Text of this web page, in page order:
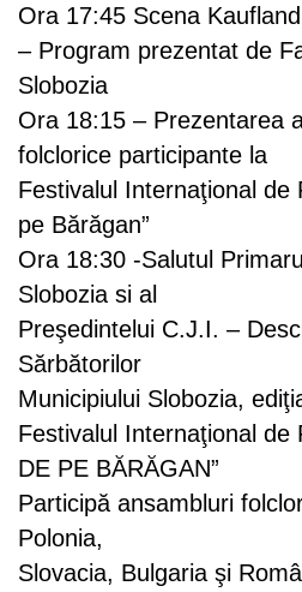
Ora 17:45 Scena Kaufland
– Program prezentat de
Slobozia
Ora 18:15 – Prezentarea
folclorice participante la
Festivalul Internaţional de
pe Bărăgan”
Ora 18:30 -Salutul
Slobozia si al
Preşedintelui C.J.I. –
Sărbătorilor
Municipiului Slobozia,
Festivalul Internaţional de
DE PE BĂRĂGAN”
Participă ansambluri
Polonia,
Slovacia, Bulgaria şi